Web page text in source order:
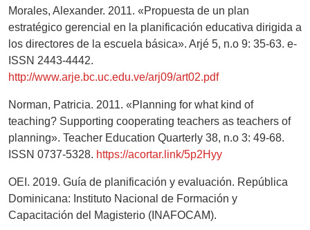
Morales, Alexander. 2011. «Propuesta de un plan
estratégico gerencial en la planificación educativa dirigida a
los directores de la escuela básica». Arjé 5, n.o 9: 35-63. e-
ISSN 2443-4442.
http://www.arje.bc.uc.edu.ve/arj09/art02.pdf
Norman, Patricia. 2011. «Planning for what kind of
teaching? Supporting cooperating teachers as teachers of
planning». Teacher Education Quarterly 38, n.o 3: 49-68.
ISSN 0737-5328. https://acortar.link/5p2Hyy
OEI. 2019. Guía de planificación y evaluación. República
Dominicana: Instituto Nacional de Formación y
Capacitación del Magisterio (INAFOCAM).